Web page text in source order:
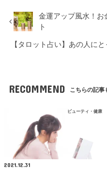
金運アップ風水！お
ト
【タロット占い】あの人に
RECOMMEND こちらの記事
ビューティ・健康
2021.12.31